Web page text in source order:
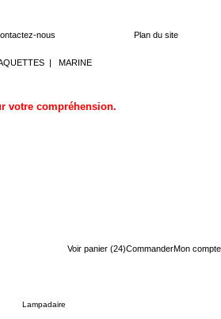
nous Plan du site
| MARINE
votre compréhension.
Voir panier (24)CommanderMon compte
Lampadaire